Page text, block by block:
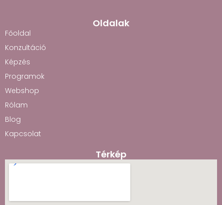
Oldalak
Főoldal
Konzultáció
Képzés
Programok
Webshop
Rólam
Blog
Kapcsolat
Térkép